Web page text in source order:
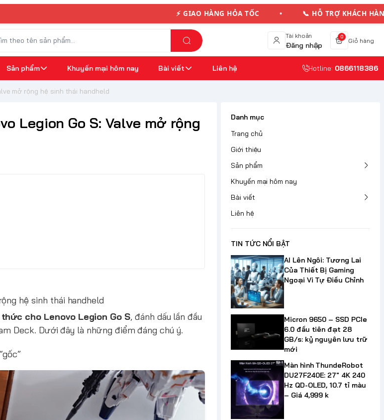
⚡ GIAO HÀNG HỎA TỐC • 📞 HỖ TRỢ KHÁCH
Tài khoản
Đăng nhập
0
Giỏ hàng
Sản phẩm Khuyến mại hôm nay Bài viết Liên hệ Hotline: 0866118386
mở rộng hệ sinh thái handheld
Legion Go S: Valve mở rộng
hệ sinh thái handheld
cho Lenovo Legion Go S, đánh dấu lần đầu
Deck. Dưới đây là những điểm đáng chú ý.
Danh mục
Trang chủ
Giới thiệu
Sản phẩm
Khuyến mại hôm nay
Bài viết
Liên hệ
TIN TỨC NỔI BẬT
AI Lên Ngôi: Tương Lai
Của Thiết Bị Gaming
Ngoại Vi Tự Điều Chỉnh
Micron 9650 – SSD PCIe
6.0 đầu tiên đạt 28
GB/s: kỷ nguyên lưu trữ
mới
Màn hình ThundeRobot
DU27F240E: 27" 4K 240
Hz QD-OLED, 10.7 tỉ màu
– Giá 4,999 k